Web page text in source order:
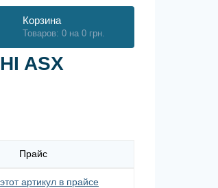
Корзина
Товаров: 0 на 0 грн.
ASX
Прайс
артикул в прайсе